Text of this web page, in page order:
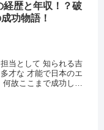
経歴と年収！？破
功物語！
当として 知られる吉
才な 才能で日本のエ
故ここまで成功した